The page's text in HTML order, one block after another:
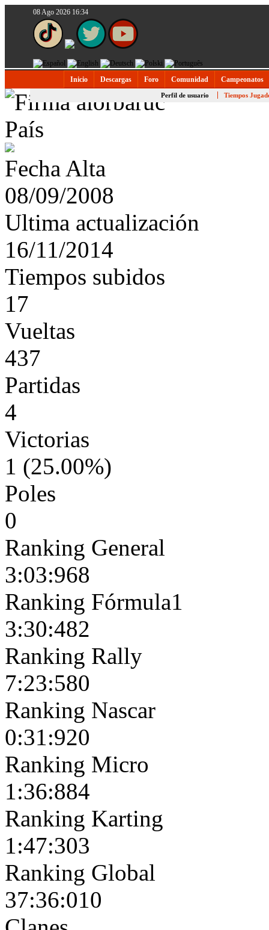
08 Ago 2026 16:34
Inicio Descargas Foro Comunidad Campeonatos
Perfil de usuario Tiempos
País
Fecha Alta
08/09/2008
Ultima actualización
16/11/2014
Tiempos subidos
17
Vueltas
437
Partidas
4
Victorias
1 (25.00%)
Poles
0
Ranking General
3:03:968
Ranking Fórmula1
3:30:482
Ranking Rally
7:23:580
Ranking Nascar
0:31:920
Ranking Micro
1:36:884
Ranking Karting
1:47:303
Ranking Global
37:36:010